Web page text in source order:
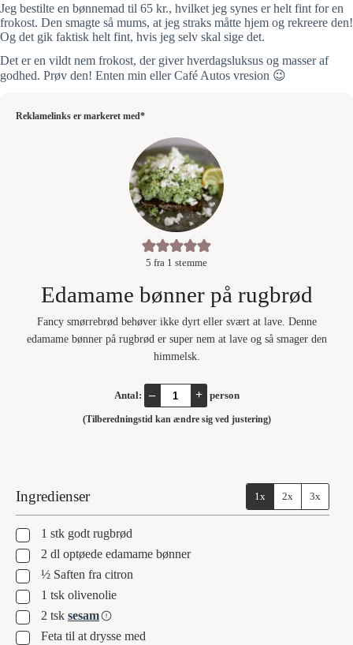
Jeg bestilte en bønnemad til 65 kr., hvilket jeg synes er helt fint for en
frokost. Den smagte så mums, at jeg straks måtte hjem og rekreere den!
Og det gik faktisk helt fint, hvis jeg selv skal sige det.
Det er en vildt nem frokost, der giver hverdagsluksus og masser af
godhed. Prøv den! Enten min eller Café Autos vresion 😉
Reklamelinks er markeret med*
5 fra 1 stemme
Edamame bønner på rugbrød
Fancy smørrebrød behøver ikke dyrt eller svært at lave. Denne
edamame bønner på rugbrød er super nem at lave og så smager den
himmelsk.
Antal: – + person
(Tilberedningstid kan ændre sig ved justering)
Ingredienser 1x 2x 3x
▢1 stk godt rugbrød
▢
2 dl optøede edamame bønner
▢
½ Saften fra citron
▢1 tsk olivenolie
▢
2 tsk sesam
▢
Feta til at drysse med